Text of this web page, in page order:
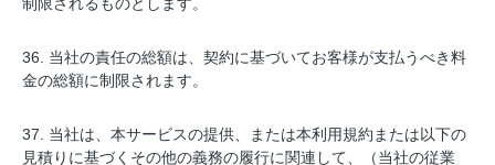
制限されるものとします。
36. 当社の責任の総額は、契約に基づいてお客様が支払うべき料
金の総額に制限されます。
37. 当社は、本サービスの提供、または本利用規約または以下の
見積りに基づくその他の義務の履行に関連して、（当社の従業